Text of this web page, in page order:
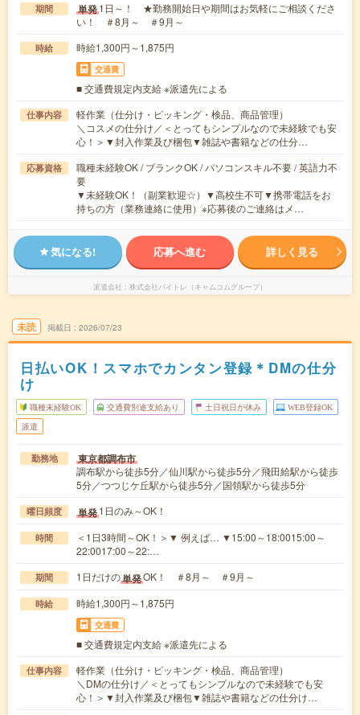
期間 単発1日～！ ★勤務開始日や期間はお気軽にご相談くださ
い！ ＃8月～ ＃9月～
時給 時給1,300円～1,875円
交通費
■ 交通費規定内支給 ※派遣先による
仕事内容
軽作業（仕分け・ピッキング・検品、商品管理）
＼コスメの仕分け／＜とってもシンプルなので未経験でも安
心！＞▼封入作業及び梱包▼雑誌や書籍などの仕分…
応募資格
職種未経験OK / ブランクOK / パソコンスキル不要 / 英語力不
要
▼未経験OK！（副業歓迎☆）▼高校生不可▼携帯電話をお
持ちの方（業務連絡に使用）※応募後のご連絡はメ…
気になる! 応募へ進む 詳しく見る
派遣会社 株式会社バイトレ（キャムコムグループ）
未読 掲載日 2026/07/23
日払いOK！スマホでカンタン登録＊DMの仕分
け
職種未経験OK 交通費別途支給あり 土日祝日が休み WEB登録OK
派遣
勤務地 東京都調布市
調布駅から徒歩5分／仙川駅から徒歩5分／飛田給駅から徒歩
5分／つつじケ丘駅から徒歩5分／国領駅から徒歩5分
曜日頻度 単発1日のみ～OK！
時間
＜1日3時間～OK！＞▼ 例えば… ▼15:00～18:0015:00～
22:0017:00～22:…
期間 1日だけの単発OK！ ＃8月～ ＃9月～
時給 時給1,300円～1,875円
交通費
■ 交通費規定内支給 ※派遣先による
仕事内容
軽作業（仕分け・ピッキング・検品、商品管理）
＼DMの仕分け／＜とってもシンプルなので未経験でも安
心！＞▼封入作業及び梱包▼雑誌や書籍などの仕分け…